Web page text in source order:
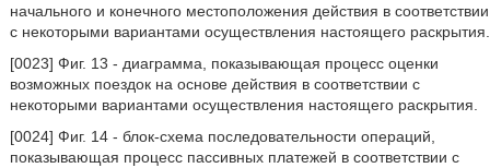
начального и конечного местоположения действия в соответствии
с некоторыми вариантами осуществления настоящего раскрытия.
[0023] Фиг. 13 - диаграмма, показывающая процесс оценки
возможных поездок на основе действия в соответствии с
некоторыми вариантами осуществления настоящего раскрытия.
[0024] Фиг. 14 - блок-схема последовательности операций,
показывающая процесс пассивных платежей в соответствии с